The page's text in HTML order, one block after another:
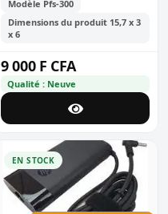
Modèle Pfs-300
Dimensions du produit 15,7 x 3
x 6
9 000 F CFA
Qualité : Neuve
EN STOCK